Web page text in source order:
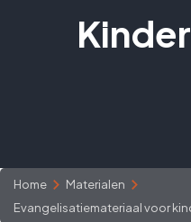
Home
Materialen
Evangelisatiemateriaal voor